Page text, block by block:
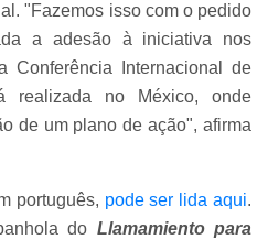
"Fazemos isso com o pedido
a adesão à iniciativa nos
Conferência Internacional de
realizada no México, onde
de um plano de ação", afirma
português, pode ser lida aqui.
do Llamamiento para